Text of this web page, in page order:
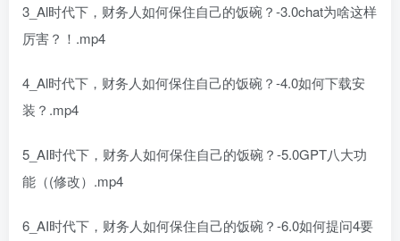
3_Al时代下，财务人如何保住自己的饭碗？-3.0chat为啥这样
厉害？！.mp4
4_Al时代下，财务人如何保住自己的饭碗？-4.0如何下载安
装？.mp4
5_AI时代下，财务人如何保住自己的饭碗？-5.0GPT八大功
能（(修改）.mp4
6_AI时代下，财务人如何保住自己的饭碗？-6.0如何提问4要